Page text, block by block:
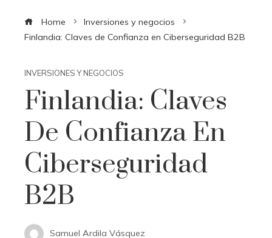
Home
Inversiones y negocios
Finlandia: Claves de Confianza en Ciberseguridad B2B
INVERSIONES Y NEGOCIOS
Finlandia: Claves
De Confianza En
Ciberseguridad
B2B
Samuel Ardila Vásquez